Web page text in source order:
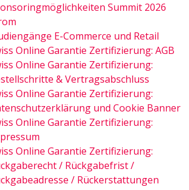
Summit 2026
E-Commerce und Retail
Online Garantie Zertifizierung: AGB
Online Garantie Zertifizierung:
& Vertragsabschluss
Online Garantie Zertifizierung:
und Cookie Banner
Online Garantie Zertifizierung:
Online Garantie Zertifizierung:
/ Rückgabefrist /
/ Rückerstattungen